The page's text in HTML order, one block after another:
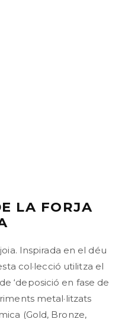
LA FORJA
Inspirada en el déu
col·lecció utilitza el
‘deposició en fase de
metal·litzats
(Gold, Bronze,